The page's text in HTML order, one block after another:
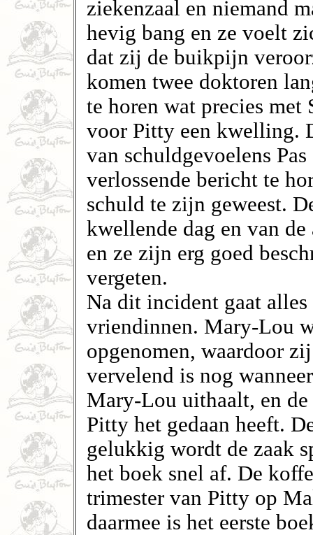
ziekenzaal en niemand
hevig bang en ze voelt
dat zij de buikpijn
komen twee doktoren
te horen wat precies met
voor Pitty een kwelling.
van schuldgevoelens
verlossende bericht te
schuld te zijn geweest.
kwellende dag en van
en ze zijn erg goed
vergeten.
Na dit incident gaat
vriendinnen. Mary-Lou
opgenomen, waardoor
vervelend is nog
Mary-Lou uithaalt, en
Pitty het gedaan heeft.
gelukkig wordt de zaak
het boek snel af. De
trimester van Pitty op
daarmee is het eerste